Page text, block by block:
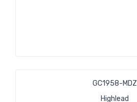
GC1958-MDZ
Highlead